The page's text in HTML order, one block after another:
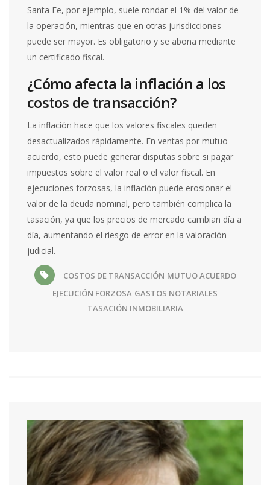
Santa Fe, por ejemplo, suele rondar el 1% del valor de
la operación, mientras que en otras jurisdicciones
puede ser mayor. Es obligatorio y se abona mediante
un certificado fiscal.
¿Cómo afecta la inflación a los
costos de transacción?
La inflación hace que los valores fiscales queden
desactualizados rápidamente. En ventas por mutuo
acuerdo, esto puede generar disputas sobre si pagar
impuestos sobre el valor real o el valor fiscal. En
ejecuciones forzosas, la inflación puede erosionar el
valor de la deuda nominal, pero también complica la
tasación, ya que los precios de mercado cambian día a
día, aumentando el riesgo de error en la valoración
judicial.
COSTOS DE TRANSACCIÓN MUTUO ACUERDO
EJECUCIÓN FORZOSA GASTOS NOTARIALES
TASACIÓN INMOBILIARIA